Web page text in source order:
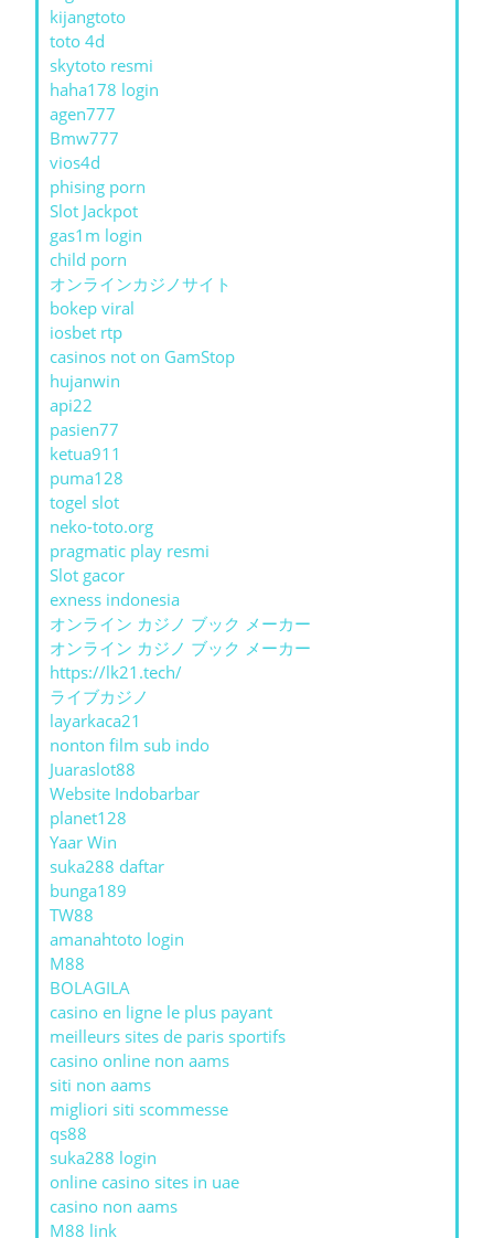
kijangtoto
toto 4d
skytoto resmi
haha178 login
agen777
Bmw777
vios4d
phising porn
Slot Jackpot
gas1m login
child porn
オンラインカジノサイト
bokep viral
iosbet rtp
casinos not on GamStop
hujanwin
api22
pasien77
ketua911
puma128
togel slot
neko-toto.org
pragmatic play resmi
Slot gacor
exness indonesia
オンライン カジノ ブック メーカー
オンライン カジノ ブック メーカー
https://lk21.tech/
ライブカジノ
layarkaca21
nonton film sub indo
Juaraslot88
Website Indobarbar
planet128
Yaar Win
suka288 daftar
bunga189
TW88
amanahtoto login
M88
BOLAGILA
casino en ligne le plus payant
meilleurs sites de paris sportifs
casino online non aams
siti non aams
migliori siti scommesse
qs88
suka288 login
online casino sites in uae
casino non aams
M88 link